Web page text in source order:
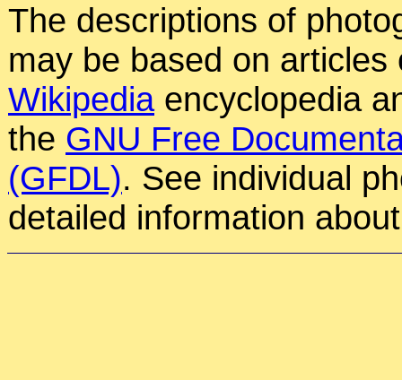
The descriptions of
may be based on articles
Wikipediaencyclopedia
the GNU Free
(GFDL). See individual
detailed information